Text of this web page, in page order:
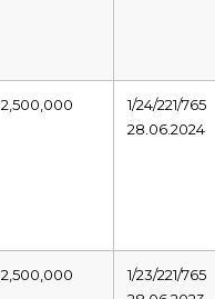
2,500,000
1/24/221/765
28.06.2024
2,500,000
1/23/221/765